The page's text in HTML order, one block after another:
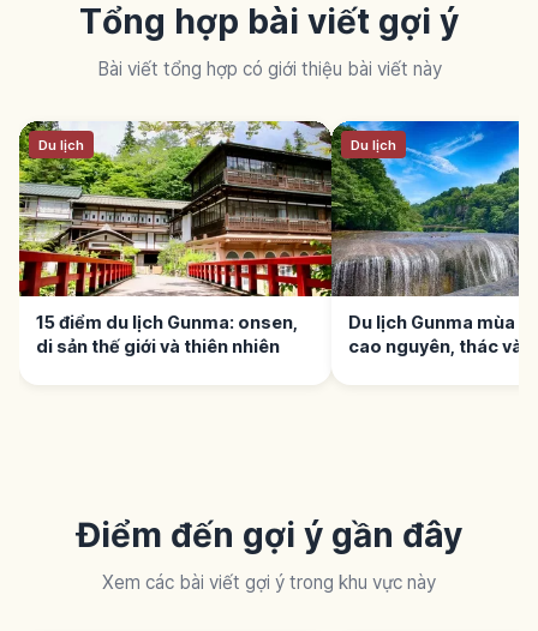
Tổng hợp bài viết gợi ý
Bài viết tổng hợp có giới thiệu bài viết này
Du lịch
15 điểm du lịch Gunma: onsen,
di sản thế giới và thiên nhiên
Du lịch
Du lịch Gunma mùa
cao nguyên, thác và
Điểm đến gợi ý gần đây
Xem các bài viết gợi ý trong khu vực này